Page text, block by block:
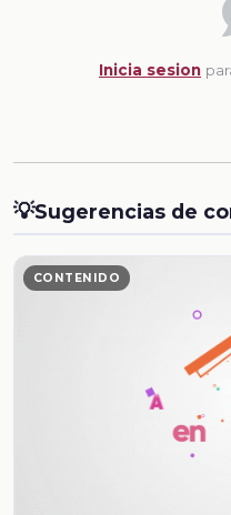
Inicia sesion
💡Sugerencias de
CONTENIDO